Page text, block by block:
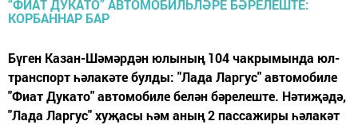
Бүген Казан-Шәмәрдән юлының 104 чакрымында юл-
транспорт һәлакәте булды: "Лада Ларгус" автомобиле
"Фиат Дукато" автомобиле белән бәрелеште. Нәтиҗәдә,
"Лада Ларгус" хуҗасы һәм аның 2 пассажиры һәлакәт